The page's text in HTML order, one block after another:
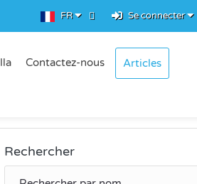
FR Se connecter
Contactez-nous Articles
Rechercher